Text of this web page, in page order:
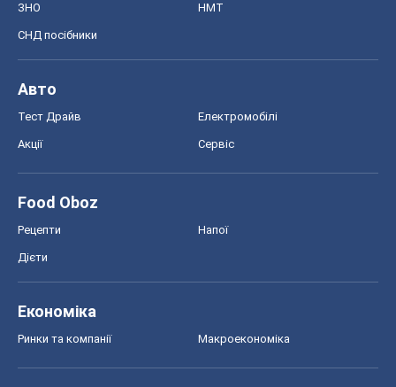
ЗНО НМТ
СНД посібники
Авто
Тест Драйв Електромобілі
Акції Сервіс
Food Oboz
Рецепти Напої
Дієти
Економіка
Ринки та компанії Макроекономіка